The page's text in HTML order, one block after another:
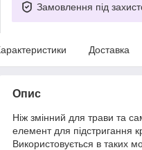
Замовлення під
Доставка
Опис
Ніж змінний для трави та
елемент для підстригання
Використовується в таких